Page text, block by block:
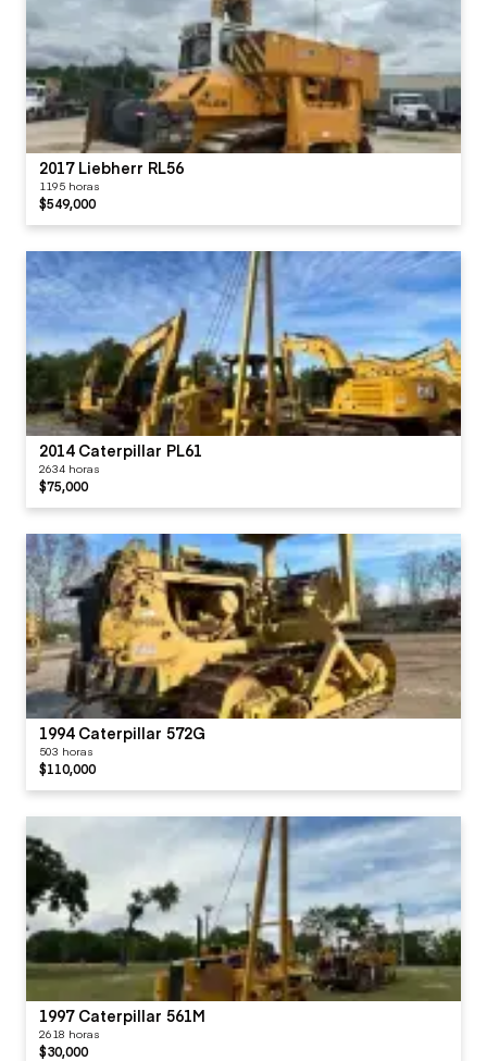
2017 Liebherr RL56
1195 horas
$549,000
2014 Caterpillar PL61
2634 horas
$75,000
1994 Caterpillar 572G
503 horas
$110,000
1997 Caterpillar 561M
2618 horas
$30,000